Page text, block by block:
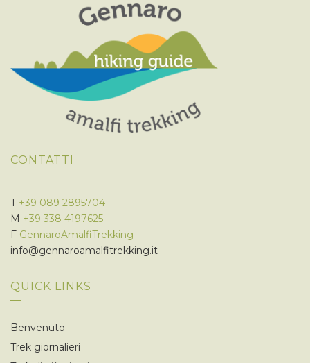
CONTATTI
T +39 089 2895704
M +39 338 4197625
F GennaroAmalfiTrekking
info@gennaroamalfitrekking.it
QUICK LINKS
Benvenuto
Trek giornalieri